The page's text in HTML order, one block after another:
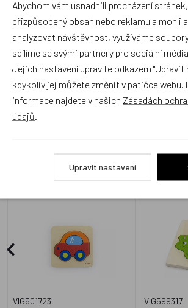
Produkt zatím nemá žádné hodnocení,
produkt ohodnotí!
Přidat hodnocení
VIGA, Puzzle pro nejmenší -
VIG501723
VIG599317
Abychom vám usnadnili procházení
přizpůsobený obsah nebo reklamu a mohli
analyzovat návštěvnost, využíváme
sdílíme se svými partnery pro sociální
Jejich nastavení upravíte odkazem "Upravit
kdykoliv jej můžete změnit v patičce webu.
informace najdete v našich Zásadách
údajů
Upravit nastavení